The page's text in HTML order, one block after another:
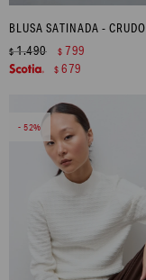
BLUSA SATINADA - CRUDO
$1.490 $ 799
$ 679
52